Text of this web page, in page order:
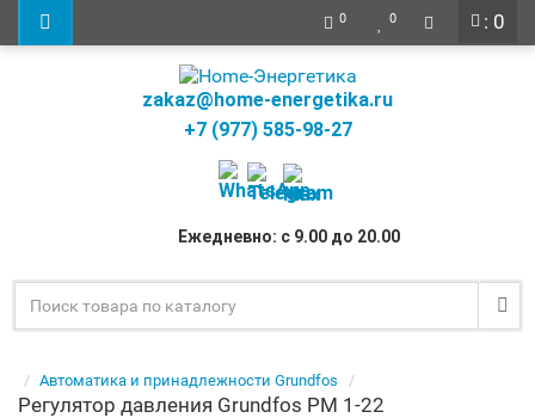
: 0
0 0
zakaz@home-energetika.ru
+7 (977) 585-98-27
Ежедневно: с 9.00 до 20.00
Автоматика и принадлежности Grundfos
Регулятор давления Grundfos PM 1-22